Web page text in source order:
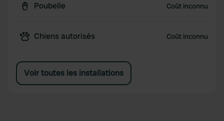
Poubelle Coût inconnu
Chiens autorisés Coût inconnu
Voir toutes les installations